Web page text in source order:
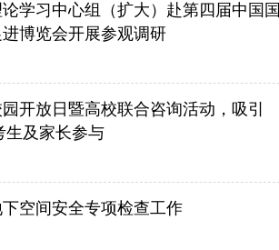
学习中心组（扩大）赴第四届中国国
博览会开展参观调研
开放日暨高校联合咨询活动，吸引
生及家长参与
空间安全专项检查工作